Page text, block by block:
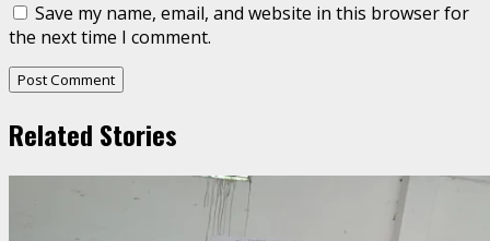
Save my name, email, and website in this browser for
the next time I comment.
Related Stories